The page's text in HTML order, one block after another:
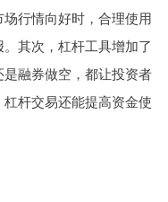
行情向好时，合理使用
其次，杠杆工具增加了
融券做空，都让投资者
杆交易还能提高资金使